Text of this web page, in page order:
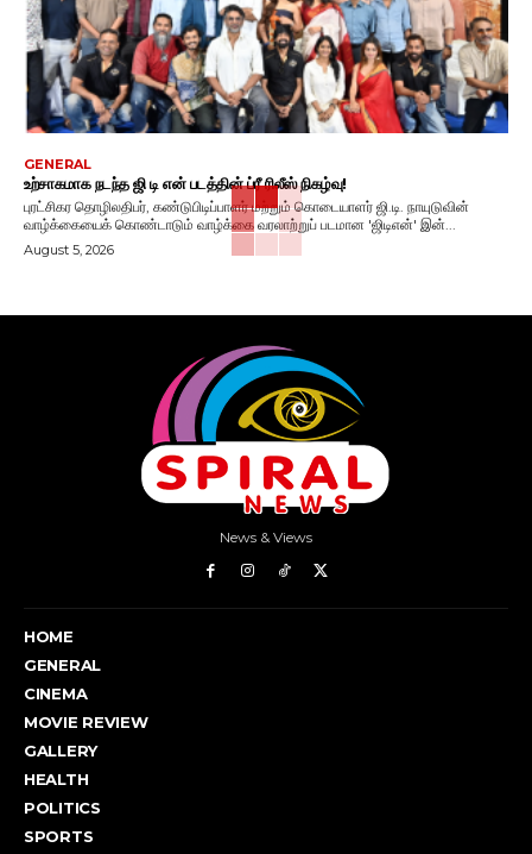
GENERAL
உற்சாகமாக நடந்த ஜி டி என் படத்தின் ப்ரீ ரிலீஸ் நிகழ்வு!
புரட்சிகர தொழிலதிபர், கண்டுபிடிப்பாளர் மற்றும் கொடையாளர் ஜி.டி. நாயுடுவின்
வாழ்க்கையைக் கொண்டாடும் வாழ்க்கை வரலாற்றுப் படமான 'ஜிடிஎன்' இன்...
August 5, 2026
News & Views
HOME
GENERAL
CINEMA
MOVIE REVIEW
GALLERY
HEALTH
POLITICS
SPORTS